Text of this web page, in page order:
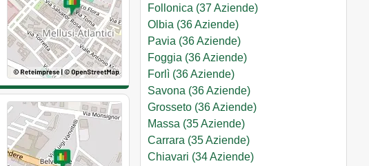
Follonica (37 Aziende)
Olbia (36 Aziende)
Pavia (36 Aziende)
Foggia (36 Aziende)
Forlì (36 Aziende)
Savona (36 Aziende)
Grosseto (36 Aziende)
Massa (35 Aziende)
Carrara (35 Aziende)
Chiavari (34 Aziende)